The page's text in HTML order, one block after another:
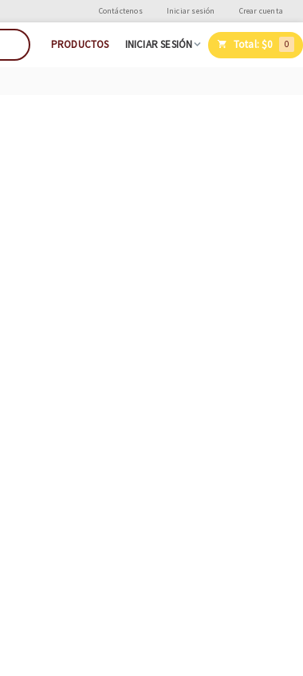
Contáctenos Iniciar sesión Crear cuenta
PRODUCTOS INICIAR SESIÓN Total:$0 0